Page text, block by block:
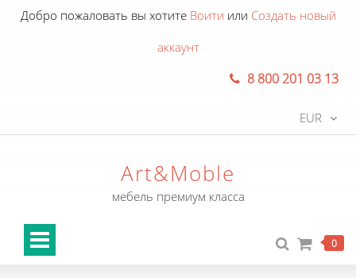
Добро пожаловать вы хотите Воити или Создать новый
аккаунт
8 800 201 03 13
EUR
Art&Moble
мебель премиум класса
0